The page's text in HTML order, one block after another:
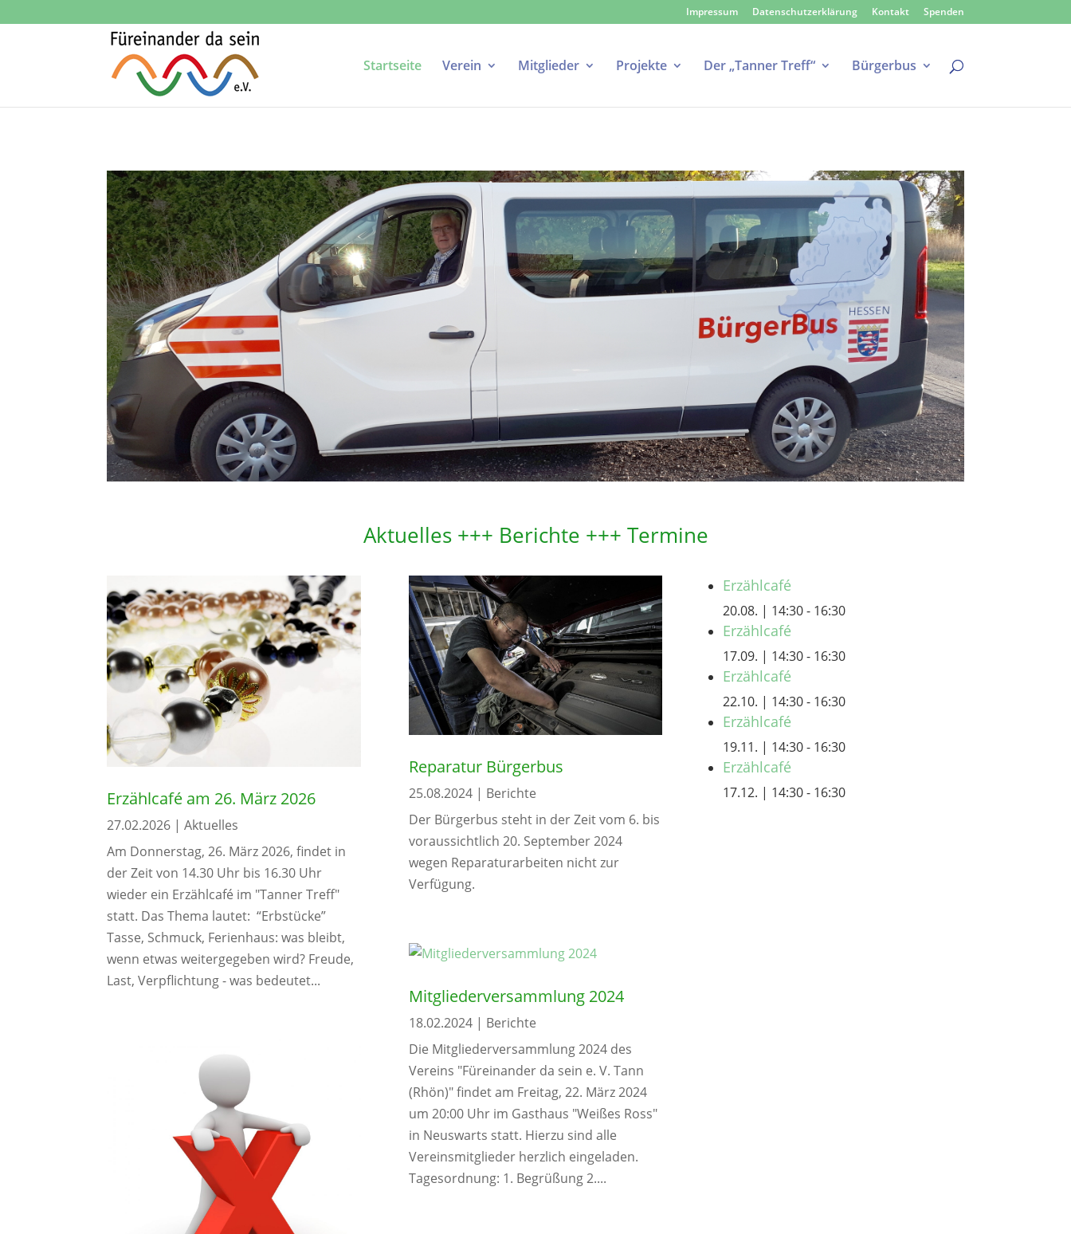
Impressum Datenschutzerklärung Kontakt Spenden
Startseite Verein Mitglieder Projekte Der „Tanner Treff“ Bürgerbus
Aktuelles +++ Berichte +++ Termine
Erzählcafé am 26. März 2026
27.02.2026 |Aktuelles
Am Donnerstag, 26. März 2026, findet in
der Zeit von 14.30 Uhr bis 16.30 Uhr
wieder ein Erzählcafé im "Tanner Treff"
statt. Das Thema lautet: “Erbstücke”
Tasse, Schmuck, Ferienhaus: was bleibt,
wenn etwas weitergegeben wird? Freude,
Last, Verpflichtung - was bedeutet...
Reparatur Bürgerbus
25.08.2024| Berichte
Der Bürgerbus steht in der Zeit vom 6. bis
voraussichtlich 20. September 2024
wegen Reparaturarbeiten nicht zur
Verfügung.
Mitgliederversammlung 2024
18.02.2024| Berichte
Die Mitgliederversammlung 2024 des
Vereins "Füreinander da sein e. V. Tann
(Rhön)" findet am Freitag, 22. März 2024
um 20:00 Uhr im Gasthaus "Weißes Ross"
in Neuswarts statt. Hierzu sind alle
Vereinsmitglieder herzlich eingeladen.
Tagesordnung: 1. Begrüßung 2....
Erzählcafé
20.08. | 14:30- 16:30
Erzählcafé
17.09. | 14:30- 16:30
Erzählcafé
22.10. | 14:30- 16:30
Erzählcafé
19.11. | 14:30- 16:30
Erzählcafé
17.12. | 14:30- 16:30